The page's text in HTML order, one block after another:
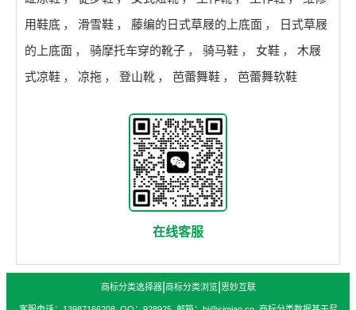
用鞋底 ， 滑雪鞋 ， 藤编的日式草屐的上底面 ，
日式草屐
的上底面 ， 骑摩托车穿的靴子 ， 骑马鞋 ， 女鞋 ，
木屐
式凉鞋 ， 凉拖 ， 登山靴 ， 芭蕾舞鞋 ， 芭蕾舞软鞋
在线客服
商标分类选择器| 商标分类浏览| 思妙互联